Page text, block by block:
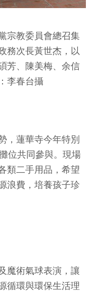
宗教委員會總召集
務次長黃世杰，以
芳、陳美梅、余信
李春台攝
，蓮華寺今年特別
位共同參與。現場
類二手用品，希望
浪費，培養孩子珍
魔術氣球表演，讓
循環與環保生活理